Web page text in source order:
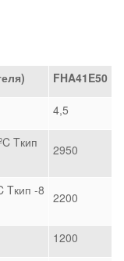
FHA41E50
4,5
Tкип
2950
Tкип -8 2200
1200